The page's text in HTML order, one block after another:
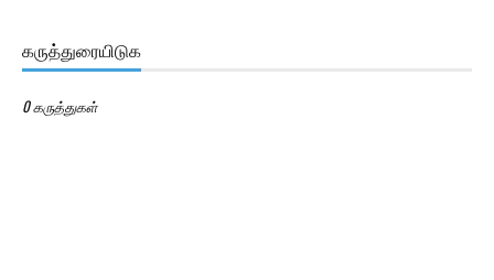
கருத்துரையிடுக
0 கருத்துகள்